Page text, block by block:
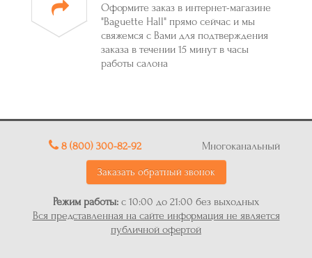
Оформите заказ в интернет-магазине
"Baguette Hall" прямо сейчас и мы
свяжемся с Вами для подтверждения
заказа в течении 15 минут в часы
работы салона
8 (800) 300-82-92 Многоканальный
Заказать обратный звонок
Режим работы: с 10:00 до 21:00 без выходных
Вся представленная на сайте информация не является
публичной офертой